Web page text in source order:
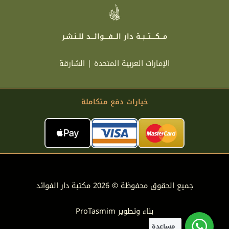
مـــكــــتـــبــة دار الـــفــــوائـــد للــنـشـر
الإمارات العربية المتحدة | الشارقة
خيارات دفع متكاملة
جميع الحقوق محفوظة © 2026 مكتبة دار الفوائد
بناء وتطويرProTasmim
مساعدة